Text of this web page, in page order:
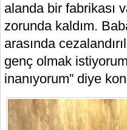
alanda bir fabrikası
zorunda kaldım.
arasında
genç olmak
inanıyorum” diye